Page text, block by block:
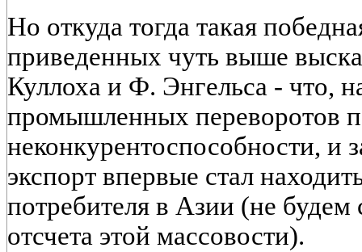
Но откуда тогда такая
приведенных чуть выше
Куллоха и Ф. Энгельса - что,
промышленных переворотов
неконкурентоспособности, и
экспорт впервые стал
потребителя в Азии (не будем
отсчета этой массовости).